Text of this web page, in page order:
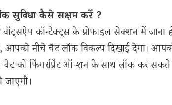
सुविधा कैसे सक्षम करें ?
कॉन्टैक्ट्स के प्रोफाइल सेक्शन में जाना
आपको नीचे चैट लॉक विकल्प दिखाई देगा।
को फिंगरप्रिंट ऑप्शन के साथ लॉक कर